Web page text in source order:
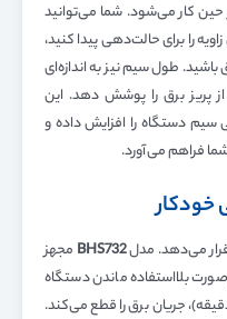
کار می‌شود. شما می‌توانید
را برای حالت‌دهی پیدا کنید،
طول سیم نیز به اندازه‌ای
پریز برق را پوشش دهد. این
سیم دستگاه را افزایش داده و
فراهم می‌آورد.
خودکار
قرار می‌دهد. مدلBHS732 مجهز
بلااستفاده ماندن دستگاه
یک بازه زمانی مشخص (معمولاً ۶۰ دقیقه)، جریان برق را قطع می‌کند.